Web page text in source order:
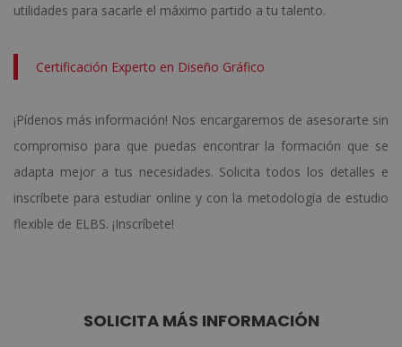
utilidades para sacarle el máximo partido a tu talento.
Certificación Experto en Diseño Gráfico
¡Pídenos más información! Nos encargaremos de asesorarte sin
compromiso para que puedas encontrar la formación que se
adapta mejor a tus necesidades. Solicita todos los detalles e
inscríbete para estudiar online y con la metodología de estudio
flexible de ELBS. ¡Inscríbete!
SOLICITA MÁS INFORMACIÓN